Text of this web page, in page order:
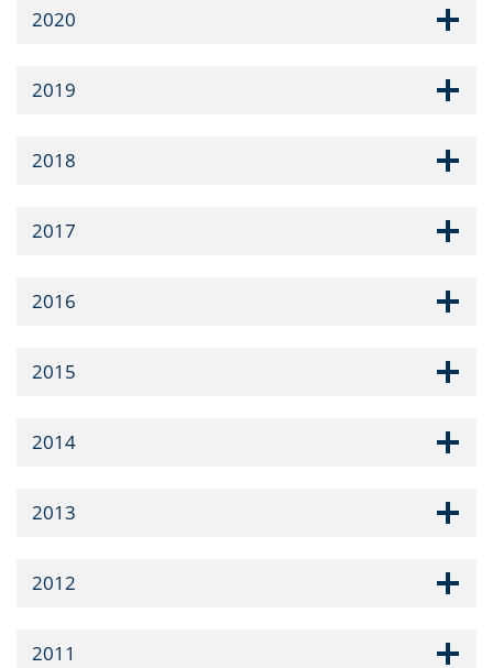
2020
2019
2018
2017
2016
2015
2014
2013
2012
2011